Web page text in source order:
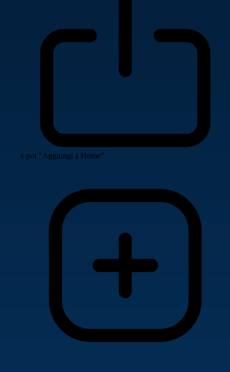
e poi "Aggiungi a Home"